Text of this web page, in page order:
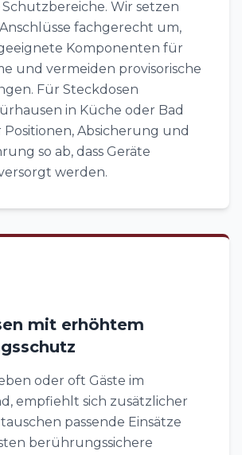
Wir setzen
fachgerecht um,
Komponenten für
und vermeiden provisorische
Für Steckdosen
in Küche oder Bad
Absicherung und
so ab, dass Geräte
werden.
mit erhöhtem
oder oft Gäste im
empfiehlt sich zusätzlicher
passende Einsätze
berührungssichere